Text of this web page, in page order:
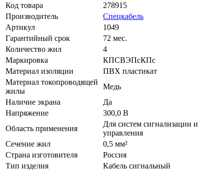
Код товара
278915
Производитель
Спецкабель
Артикул
1049
Гарантийный срок
72 мес.
Количество жил
4
Маркировка
КПСВЭПсКПс
Материал изоляции
ПВХ пластикат
Материал токопроводящей
жилы
Медь
Наличие экрана
Да
Напряжение
300,0 В
Область применения
Для систем сигнализации и
управления
Сечение жил
0,5 мм²
Страна изготовителя
Россия
Тип изделия
Кабель сигнальный